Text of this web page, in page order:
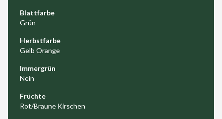
Blattfarbe
Grün
Herbstfarbe
Gelb Orange
Immergrün
Nein
Früchte
Rot/Braune Kirschen